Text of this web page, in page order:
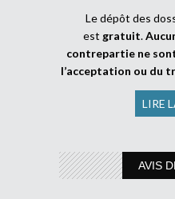
Le dépôt des
est gratuit.
contrepartie ne
l’acceptation ou du
LIRE
AVIS